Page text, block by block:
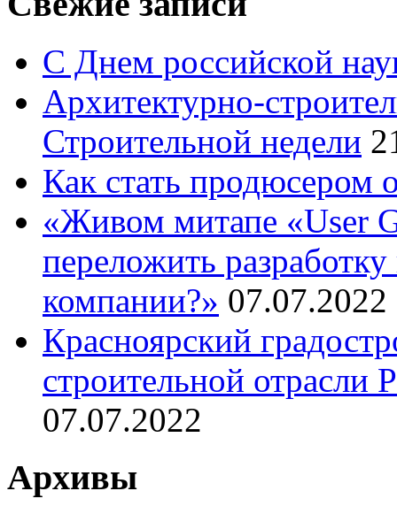
С Днем российской
Архитектурно-
Строительной недели
Как стать продюсером
«Живом митапе «User
переложить
компании?» 07.07.2022
Красноярский
строительной отрасли
07.07.2022
Архивы